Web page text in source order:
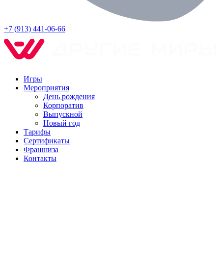
+7 (913) 441-06-66
Игры
Мероприятия
День рождения
Корпоратив
Выпускной
Новый год
Тарифы
Сертификаты
Франшиза
Контакты